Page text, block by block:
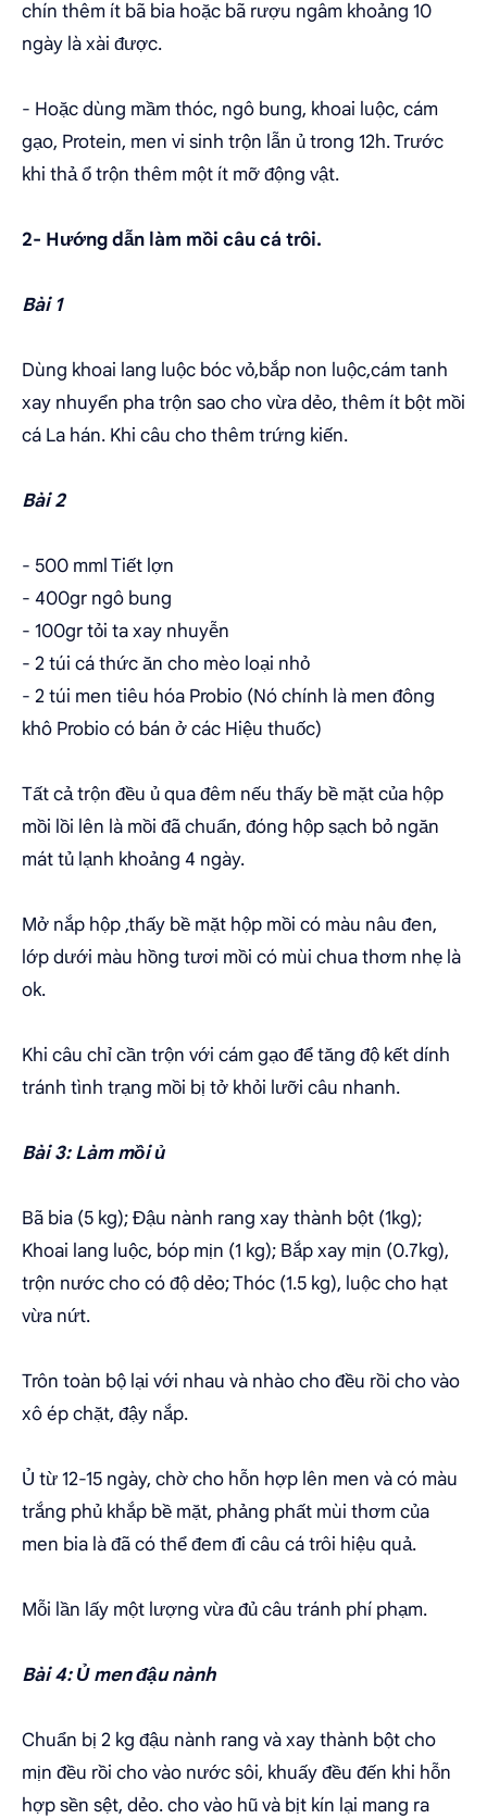
chín thêm ít bã bia hoặc bã rượu ngâm khoảng 10
ngày là xài được.
- Hoặc dùng mầm thóc, ngô bung, khoai luộc, cám
gạo, Protein, men vi sinh trộn lẫn ủ trong 12h. Trước
khi thả ổ trộn thêm một ít mỡ động vật.
2- Hướng dẫn làm mồi câu cá trôi.
Bài 1
Dùng khoai lang luộc bóc vỏ,bắp non luộc,cám tanh
xay nhuyển pha trộn sao cho vừa dẻo, thêm ít bột mồi
cá La hán. Khi câu cho thêm trứng kiến.
Bài 2
- 500 mml Tiết lợn
- 400gr ngô bung
- 100gr tỏi ta xay nhuyễn
- 2 túi cá thức ăn cho mèo loại nhỏ
- 2 túi men tiêu hóa Probio (Nó chính là men đông
khô Probio có bán ở các Hiệu thuốc)
Tất cả trộn đều ủ qua đêm nếu thấy bề mặt của hộp
mồi lồi lên là mồi đã chuẩn, đóng hộp sạch bỏ ngăn
mát tủ lạnh khoảng 4 ngày.
Mở nắp hộp ,thấy bề mặt hộp mồi có màu nâu đen,
lớp dưới màu hồng tươi mồi có mùi chua thơm nhẹ là
ok.
Khi câu chỉ cần trộn với cám gạo để tăng độ kết dính
tránh tình trạng mồi bị tở khỏi lưỡi câu nhanh.
Bài 3: Làm mồi ủ
Bã bia (5 kg); Đậu nành rang xay thành bột (1kg);
Khoai lang luộc, bóp mịn (1 kg); Bắp xay mịn (0.7kg),
trộn nước cho có độ dẻo; Thóc (1.5 kg), luộc cho hạt
vừa nứt.
Trôn toàn bộ lại với nhau và nhào cho đều rồi cho vào
xô ép chặt, đậy nắp.
Ủ từ 12-15 ngày, chờ cho hỗn hợp lên men và có màu
trắng phủ khắp bề mặt, phảng phất mùi thơm của
men bia là đã có thể đem đi câu cá trôi hiệu quả.
Mỗi lần lấy một lượng vừa đủ câu tránh phí phạm.
Bài 4: Ủ men đậu nành
Chuẩn bị 2 kg đậu nành rang và xay thành bột cho
mịn đều rồi cho vào nước sôi, khuấy đều đến khi hỗn
hợp sền sệt, dẻo. cho vào hũ và bịt kín lại mang ra